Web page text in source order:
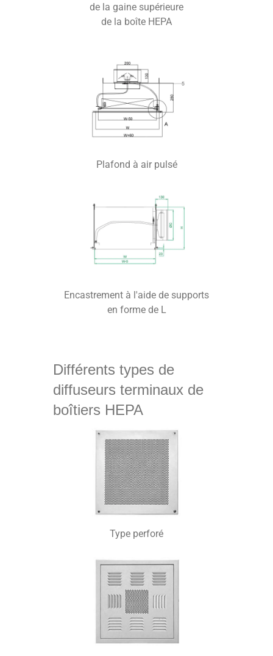
de la gaine supérieure
de la boîte HEPA
Plafond à air pulsé
Encastrement à l'aide de supports
en forme de L
Différents types de
diffuseurs terminaux de
boîtiers HEPA
Type perforé